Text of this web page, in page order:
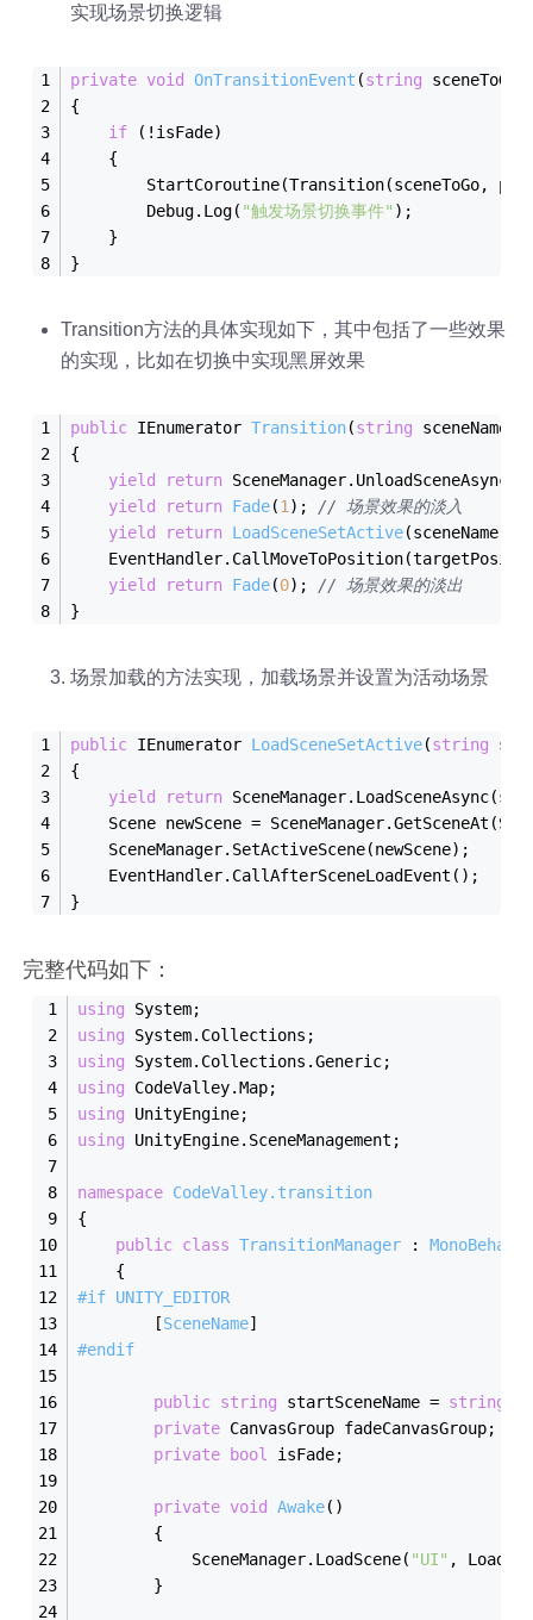
实现场景切换逻辑
private void OnTransitionEvent (string sceneToGo
{
if (!isFade)
    {
StartCoroutine(Transition(sceneToGo,
        Debug.
Log( "触发场景切换事件" ) ;
    }
}
Transition方法的具体实现如下，其中包括了一些效果
的实现，比如在切换中实现黑屏效果
public IEnumerator Transition(string
{
yield
return
yield
return Fade(1 ) ; // 场景效果的淡入
yield
return LoadSceneSetActive(sceneName
yield
return Fade(0) ; // 场景效果的淡出
}
场景加载的方法实现，加载场景并设置为活动场景
public IEnumerator LoadSceneSetActive(string
{
yield
return SceneManager. LoadSceneAsync(
    Scene newScene = SceneManager.
    SceneManager.
SetActiveScene(newScene) ;
    EventHandler.
CallAfterSceneLoadEvent() ;
}
完整代码如下：
using System;
using System.Collections;
using System.Collections.Generic;
using CodeValley.Map;
using UnityEngine;
using UnityEngine.SceneManagement;
namespace CodeValley.transition
{
public class TransitionManager :
    {
#if UNITY_EDITOR
        [
SceneName]
#endif
public string startSceneName = string
private CanvasGroup fadeCanvasGroup;
private
bool isFade;
private void Awake( )
        {
            SceneManager.LoadScene(
"UI" ,
        }